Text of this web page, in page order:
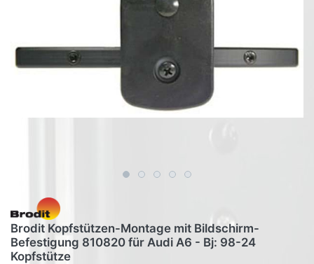
Brodit Kopfstützen-Montage mit Bildschirm-
Befestigung 810820 für Audi A6 - Bj: 98-24
Kopfstütze